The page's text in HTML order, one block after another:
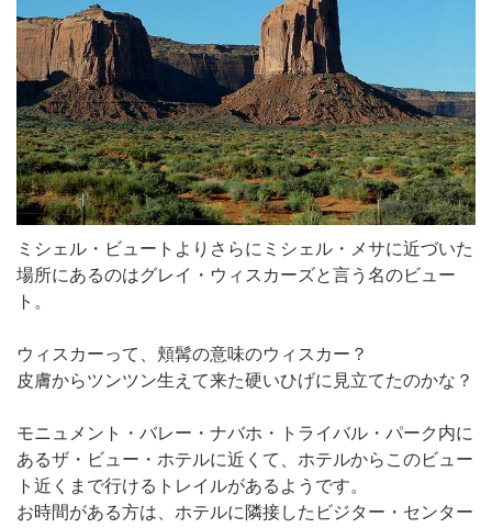
ミシェル・ビュートよりさらにミシェル・メサに近づいた
場所にあるのはグレイ・ウィスカーズと言う名のビュー
ト。
ウィスカーって、頬髯の意味のウィスカー？
皮膚からツンツン生えて来た硬いひげに見立てたのかな？
モニュメント・バレー・ナバホ・トライバル・パーク内に
あるザ・ビュー・ホテルに近くて、ホテルからこのビュー
ト近くまで行けるトレイルがあるようです。
お時間がある方は、ホテルに隣接したビジター・センター